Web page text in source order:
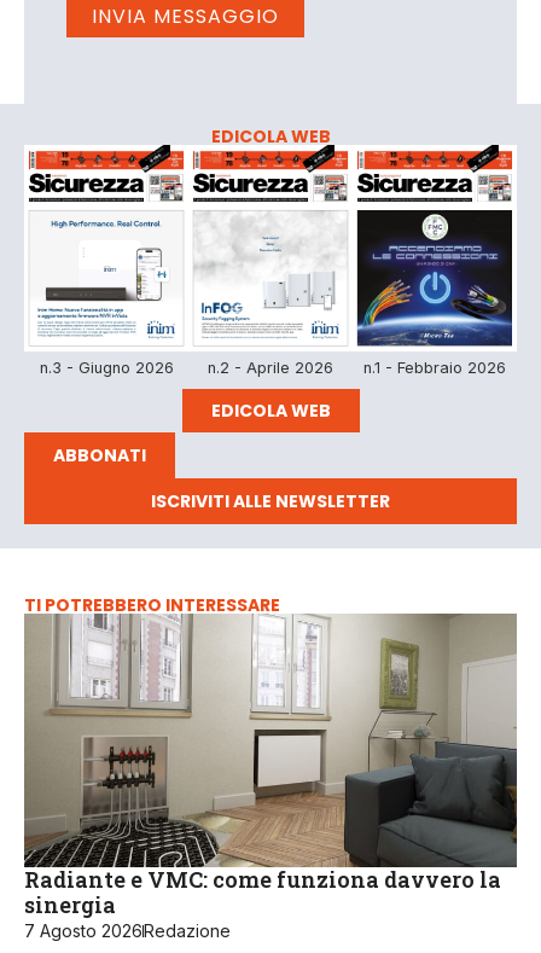
EDICOLA WEB
n.3 - Giugno 2026 n.2 - Aprile 2026 n.1 - Febbraio 2026
EDICOLA WEB
ABBONATI
ISCRIVITI ALLE NEWSLETTER
TI POTREBBERO INTERESSARE
Radiante e VMC: come funziona davvero la
sinergia
7 Agosto 2026Redazione